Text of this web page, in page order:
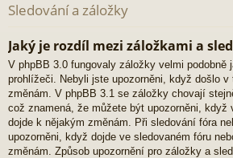
Sledování a záložky
Jaký je rozdíl mezi záložkami a
V phpBB 3.0 fungovaly záložky velmi podobně
prohlížeči. Nebyli jste upozorněni, když došlo v
změnám. V phpBB 3.1 se záložky chovají
což znamená, že můžete být upozorněni, když
dojde k nějakým změnám. Při sledování fóra
upozorněni, když dojde ve sledovaném fóru
změnám. Způsob upozornění pro záložky a